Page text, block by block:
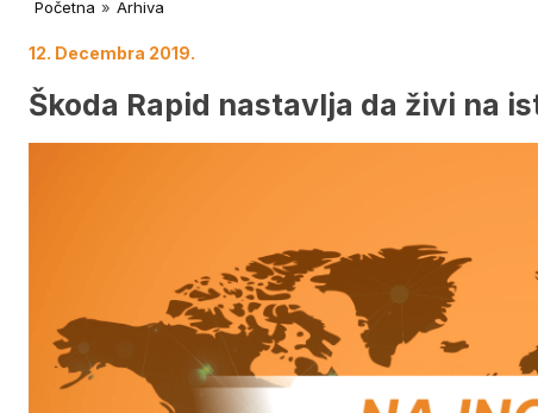
Početna » Arhiva
12. Decembra 2019.
Škoda Rapid nastavlja da živi na